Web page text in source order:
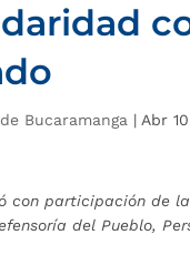
Bucaramanga | Abr
con participación de
del Pueblo,